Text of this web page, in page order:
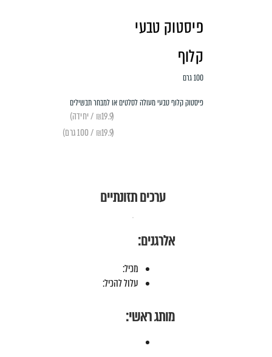
פיסטוק טבעי
קלוף
100 גרם
פיסטוק קלוף טבעי מעולה לסלטים או למבחר תבשילים
(₪19.9 / יחידה)
(₪19.9 / 100 גרם)
ערכים תזונתיים
אלרגנים:
מכיל:
עלול להכיל:
מותג ראשי: